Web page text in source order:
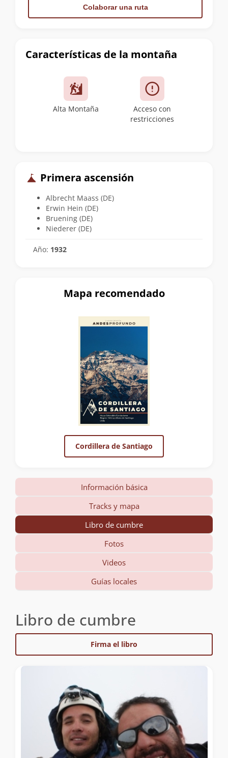
Características de la montaña
Alta Montaña
Acceso con
restricciones
Primera ascensión
Albrecht Maass (DE)
Erwin Hein (DE)
Bruening (DE)
Niederer (DE)
Año: 1932
Colaborar una ruta
Mapa recomendado
Cordillera de Santiago
Información básica
Tracks y mapa
Libro de cumbre
Fotos
Videos
Guías locales
Libro de cumbre
Firma el libro